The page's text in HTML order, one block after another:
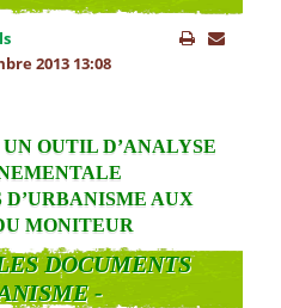
2013 13:08
OUTIL D’ANALYSE
D’URBANISME AUX
MONITEUR
DOCUMENTS
-